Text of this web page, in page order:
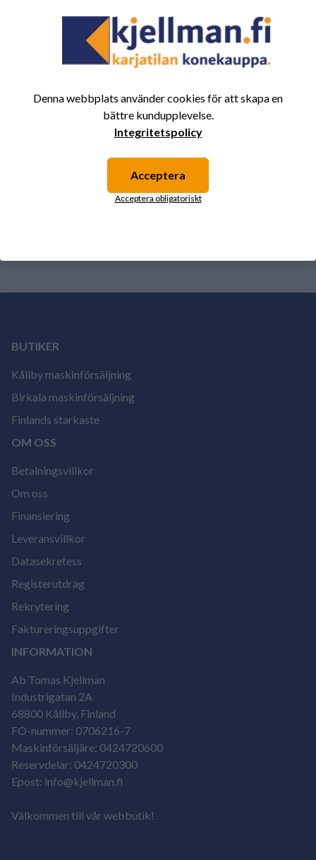
(0/5) Totalt 0 Recensioner
BUTIKER
Kållby maskinförsäljning
Birkala maskinförsäljning
Finlands starkaste
OM OSS
Betalningsvillkor
Om oss
Finansiering
Leveransvillkor
Datasekretess
Registerutdrag
Rekrytering
Faktureringsuppgifter
INFORMATION
Ab Tomas Kjellman
Industrigatan 2A
68800 Kållby, Finland
FO-nummer: 0706216-7
Maskinförsäljäre: 0424720600
Reservdelar: 0424720300
Epost: info@kjellman.fi
Välkommen till vår webbutik!
Denna webbplats använder cookies för att skapa en
bättre kundupplevelse.
Integritetspolicy
Acceptera
Acceptera obligatoriskt